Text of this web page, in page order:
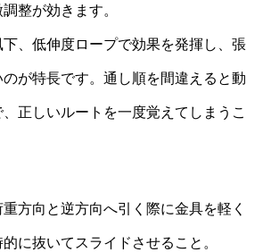
整が効きます。
、低伸度ロープで効果を発揮し、張
のが特長です。通し順を間違えると動
正しいルートを一度覚えてしまうこ
方向と逆方向へ引く際に金具を軽く
に抜いてスライドさせること。